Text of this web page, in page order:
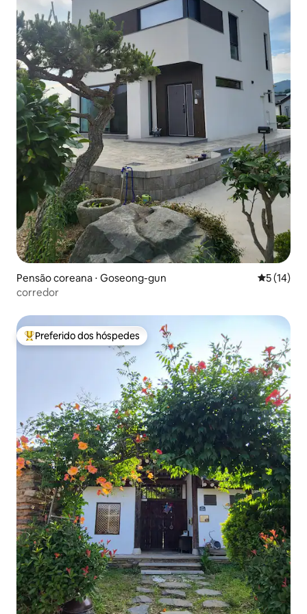
Pensão coreana ⋅ Goseong-gun 5 de uma
5 (14)
corredor
Entre os melhores preferidos dos hóspedes
Preferido dos hóspedes